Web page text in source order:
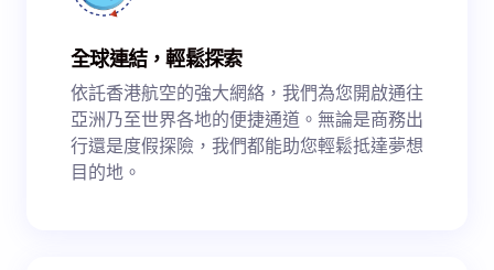
全球連結，輕鬆探索
依託香港航空的強大網絡，我們為您開啟通往
亞洲乃至世界各地的便捷通道。無論是商務出
行還是度假探險，我們都能助您輕鬆抵達夢想
目的地。